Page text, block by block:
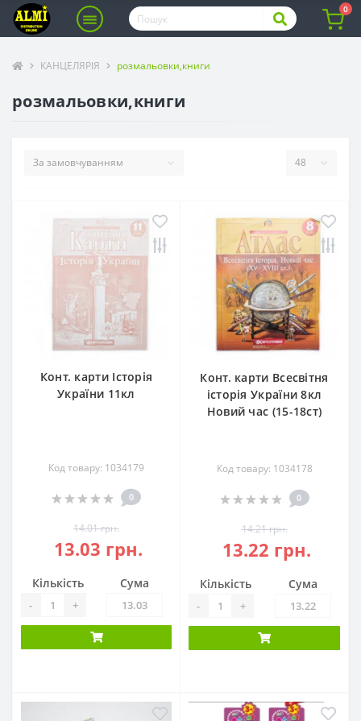
0
КАНЦЕЛЯРІЯ розмальовки,книги
розмальовки,книги
Конт. карти Історія
України 11кл
Код товару: 1034179
0
14.01 грн.
13.03 грн.
Кількість
- +
Сума
Конт. карти Всесвітня
історія України 8кл
Новий час (15-18ст)
Код товару: 1034178
0
14.21 грн.
13.22 грн.
Кількість
- +
Сума